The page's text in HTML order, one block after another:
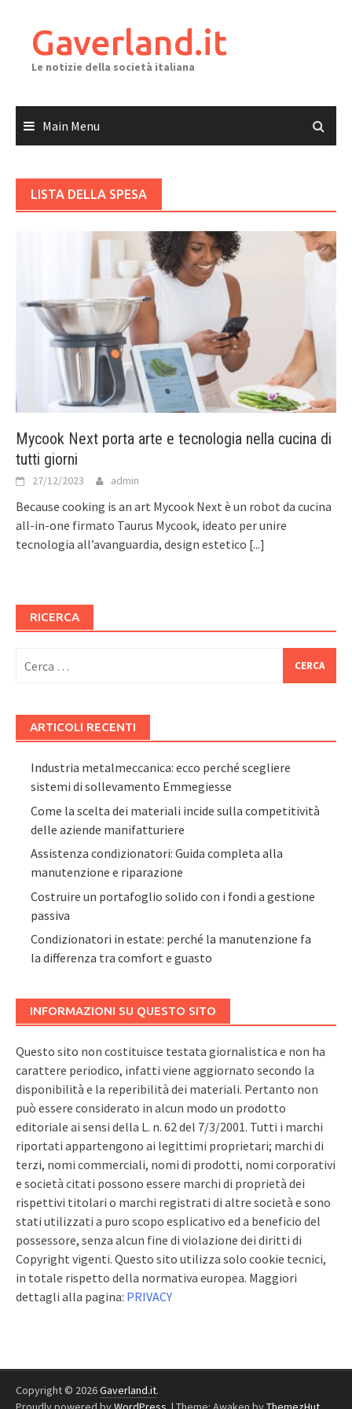
contentGaverland.it
Le notizie della società italiana
Main Menu
LISTA DELLA SPESA
Mycook Next porta arte e tecnologia nella cucina di
tutti giorni
27/12/2023 admin
Because cooking is an art Mycook Next è un robot da cucina
all-in-one firmato Taurus Mycook, ideato per unire
tecnologia all’avanguardia, design estetico [...]
RICERCA
per:
ARTICOLI RECENTI
Industria metalmeccanica: ecco perché scegliere
sistemi di sollevamento Emmegiesse
Come la scelta dei materiali incide sulla competitività
delle aziende manifatturiere
Assistenza condizionatori: Guida completa alla
manutenzione e riparazione
Costruire un portafoglio solido con i fondi a gestione
passiva
Condizionatori in estate: perché la manutenzione fa
la differenza tra comfort e guasto
INFORMAZIONI SU QUESTO SITO
Questo sito non costituisce testata giornalistica e non ha
carattere periodico, infatti viene aggiornato secondo la
disponibilità e la reperibilità dei materiali. Pertanto non
può essere considerato in alcun modo un prodotto
editoriale ai sensi della L. n. 62 del 7/3/2001. Tutti i marchi
riportati appartengono ai legittimi proprietari; marchi di
terzi, nomi commerciali, nomi di prodotti, nomi corporativi
e società citati possono essere marchi di proprietà dei
rispettivi titolari o marchi registrati di altre società e sono
stati utilizzati a puro scopo esplicativo ed a beneficio del
possessore, senza alcun fine di violazione dei diritti di
Copyright vigenti. Questo sito utilizza solo cookie tecnici,
in totale rispetto della normativa europea. Maggiori
dettagli alla pagina: PRIVACY
Copyright © 2026Gaverland.it.